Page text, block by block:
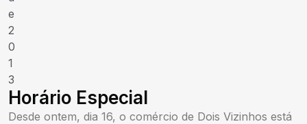
e
2
0
1
3
Horário Especial
Desde ontem, dia 16, o comércio de Dois Vizinhos está